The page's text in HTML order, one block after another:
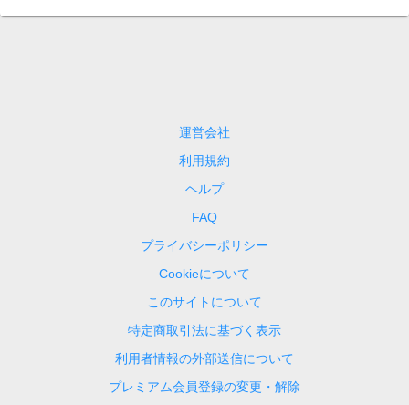
運営会社
利用規約
ヘルプ
FAQ
プライバシーポリシー
Cookieについて
このサイトについて
特定商取引法に基づく表示
利用者情報の外部送信について
プレミアム会員登録の変更・解除